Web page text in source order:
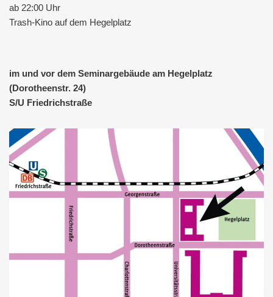
ab 22:00 Uhr
Trash-Kino auf dem Hegelplatz
im und vor dem Seminargebäude am Hegelplatz
(Dorotheenstr. 24)
S/U Friedrichstraße